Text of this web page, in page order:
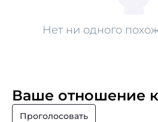
Нет ни одного
Ваше отношение
Проголосовать